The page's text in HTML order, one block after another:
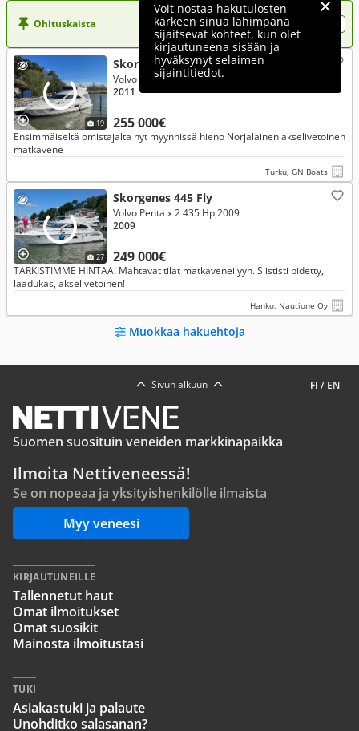
Voit nostaa hakutulosten
kärkeen sinua lähimpänä
sijaitsevat kohteet, kun olet
kirjautuneena sisään ja
hyväksynyt selaimen
sijaintitiedot.
Ohituskaista Nosta ilmoituksesi tähän?
19
Skorgenes Muu malli 395 Fly
255 000€
Volvo Penta x 2 260 Hp 2018
2011
Ensimmäiseltä omistajalta nyt myynnissä hieno Norjalainen akselivetoinen
matkavene
Turku, GN Boats
27
Skorgenes 445 Fly
249 000€
Volvo Penta x 2 435 Hp 2009
2009
TARKISTIMME HINTAA! Mahtavat tilat matkaveneilyyn. Siististi pidetty,
laadukas, akselivetoinen!
Hanko, Nautione Oy
Muokkaa hakuehtoja
FI / EN
Sivun alkuun
Suomen suosituin veneiden markkinapaikka
Ilmoita Nettiveneessä!
Se on nopeaa ja yksityishenkilölle ilmaista
Myy veneesi
KIRJAUTUNEILLE
Tallennetut haut
Omat ilmoitukset
Omat suosikit
Mainosta ilmoitustasi
TUKI
Asiakastuki ja palaute
Unohditko salasanan?